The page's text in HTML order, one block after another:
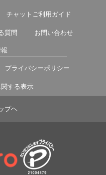
チャットご利用ガイド
質問 お問い合わせ
プライバシーポリシー
する表示
プヘ